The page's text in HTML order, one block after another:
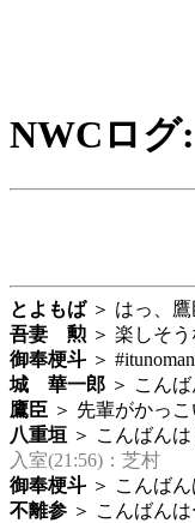
NWCログ:
とよもば＞ はっ、鷹
吾妻 勲 ＞ 楽しそ
御奉梗斗 ＞
城 華一郎 ＞ こん
鷹臣 ＞ 先輩がかっ
八重垣 ＞ こんばんは
入室(21:56)：芝村
御奉梗斗 ＞ こんば
不離参 ＞ こんばんは